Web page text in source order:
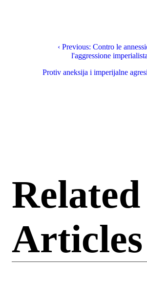
‹ Previous: Contro le
l'aggressione imperialista
Protiv aneksija i imperijalne
Related
Articles